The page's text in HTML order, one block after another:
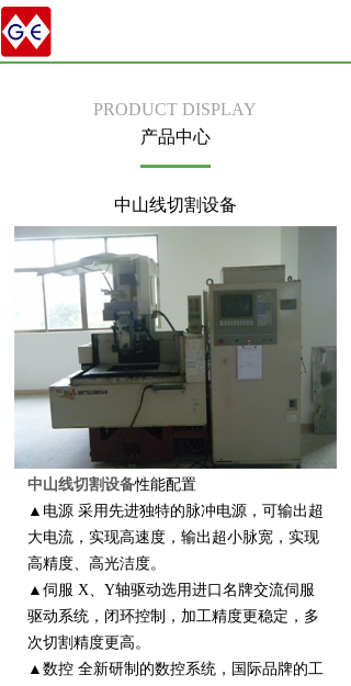
PRODUCT DISPLAY
产品中心
中山线切割设备
中山线切割设备性能配置
▲电源 采用先进独特的脉冲电源，可输出超
大电流，实现高速度，输出超小脉宽，实现
高精度、高光洁度。
▲伺服 X、Y轴驱动选用进口名牌交流伺服
驱动系统，闭环控制，加工精度更稳定，多
次切割精度更高。
▲数控 全新研制的数控系统，国际品牌的工